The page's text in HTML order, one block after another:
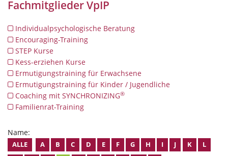
Fachmitglieder VpIP
Individualpsychologische Beratung
Encouraging-Training
STEP Kurse
Kess-erziehen Kurse
Ermutigungstraining für Erwachsene
Ermutigungstraining für Kinder / Jugendliche
Coaching mit SYNCHRONIZING®
Familienrat-Training
Name:
ALLE A B C D E F G H I J K
L